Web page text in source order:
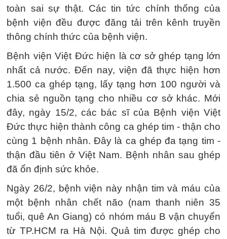
toàn sai sự thật. Các tin tức chính thống của
bệnh viện đều được đăng tải trên kênh truyền
thông chính thức của bệnh viện.
Bệnh viện Việt Đức hiện là cơ sở ghép tạng lớn
nhất cả nước. Đến nay, viện đã thực hiện hơn
1.500 ca ghép tạng, lấy tạng hơn 100 người và
chia sẻ nguồn tạng cho nhiều cơ sở khác. Mới
đây, ngày 15/2, các bác sĩ của Bệnh viện Việt
Đức thực hiện thành công ca ghép tim - thận cho
cùng 1 bệnh nhân. Đây là ca ghép đa tạng tim -
thận đầu tiên ở Việt Nam. Bệnh nhân sau ghép
đã ổn định sức khỏe.
Ngày 26/2, bệnh viện này nhận tim và máu của
một bệnh nhân chết não (nam thanh niên 35
tuổi, quê An Giang) có nhóm máu B vận chuyển
từ TP.HCM ra Hà Nội. Quả tim được ghép cho